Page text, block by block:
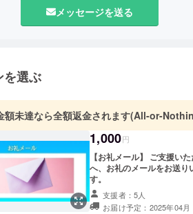
メッセージを送る
を選ぶ
額未達なら全額返金されます(All-or-
1,000円
【お礼メール】 ご支援いただいた方
へ、お礼のメールをお送り
す。
支援者：5人
お届け予定：2025年04月